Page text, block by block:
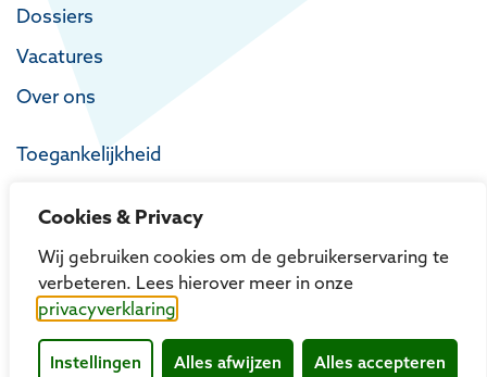
Cookies & Privacy
Wij gebruiken cookies om de gebruikerservaring te
verbeteren. Lees hierover meer in onze
privacyverklaring
Instellingen Alles afwijzen Alles accepteren
Dossiers
Vacatures
Over ons
Toegankelijkheid